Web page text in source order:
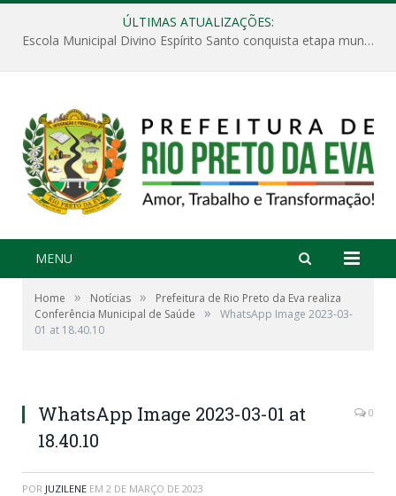
ÚLTIMAS ATUALIZAÇÕES:
Escola Municipal Divino Espírito Santo conquista etapa municipal da V Feira Amazonense de Matemática
MENU
Home » Notícias »
Prefeitura de Rio Preto da Eva realiza
Conferência Municipal de Saúde
»
WhatsApp Image 2023-03-
01 at 18.40.10
WhatsApp Image 2023-03-01 at
18.40.10
0
POR JUZILENE EM 2 DE MARÇO DE 2023